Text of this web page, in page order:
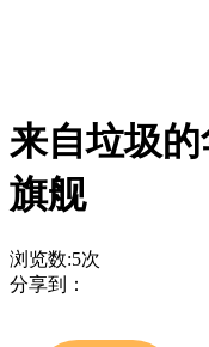
来自垃圾
旗舰
浏览数:5次
分享到：